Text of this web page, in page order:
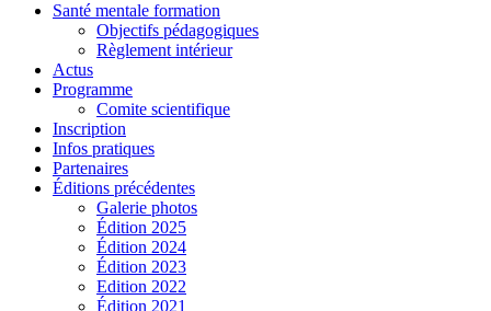
Santé mentale formation
Objectifs pédagogiques
Règlement intérieur
Actus
Programme
Comite scientifique
Inscription
Infos pratiques
Partenaires
Éditions précédentes
Galerie photos
Édition 2025
Édition 2024
Édition 2023
Edition 2022
Édition 2021